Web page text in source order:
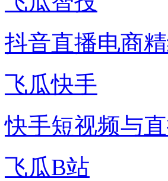
抖音直播电商
飞瓜快手
快手短视频与
飞瓜B站